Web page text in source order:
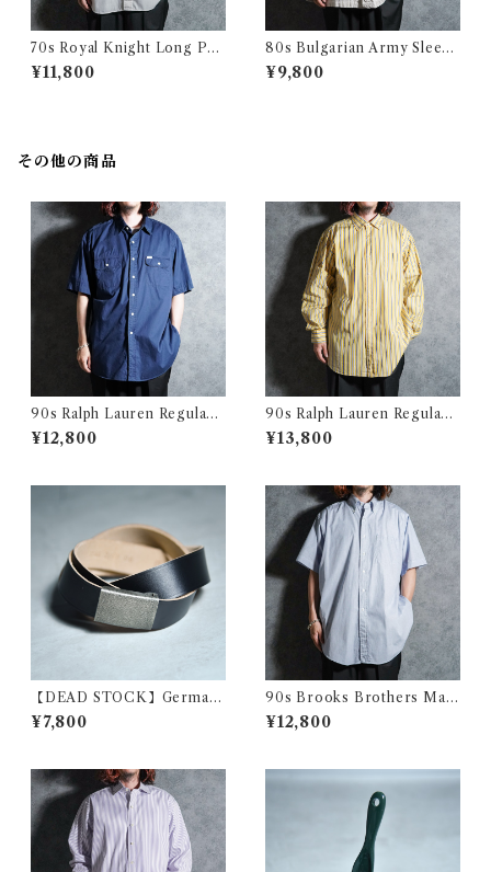
70s Royal Knight Long Poi
nt Collar Shirts ロイヤルナ
イト ロングポイント 半袖 シャ
¥11,800
80s Bulgarian Army Sleepi
ng Shirts Coverall ブルガリ
ア軍 スリーピング シャツ カバ
¥9,800
その他の商品
90s Ralph Lauren Regular
Doubole Flap Pocket Type
writer Work Shirts ラルフロ
¥12,800
90s Ralph Lauren Regular
Collar Check Shirts CURH
AM SPORT ラルフローレン
¥13,800
【DEAD STOCK】German
Army Leather Belt Black ド
イツ軍 レザー ベルト ブラック
¥7,800
90s Brooks Brothers Mak
ers OX B.D. Shirts Graph C
heck ブルックスブラザーズ
¥12,800